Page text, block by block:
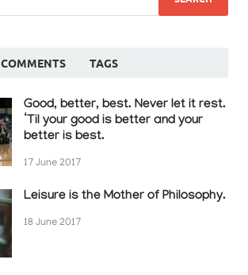
COMMENTS TAGS
Good, better, best. Never let it rest.
‘Til your good is better and your
better is best.
17 June 2017
Leisure is the Mother of Philosophy.
18 June 2017